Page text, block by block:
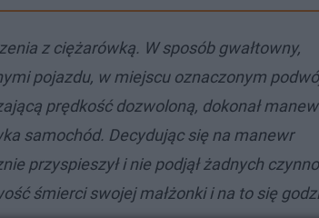
z ciężarówką. W sposób gwałtowny,
pojazdu, w miejscu oznaczonym
prędkość dozwoloną, dokonał
samochód. Decydując się na manewr
przyspieszył i nie podjął żadnych
śmierci swojej małżonki i na to się